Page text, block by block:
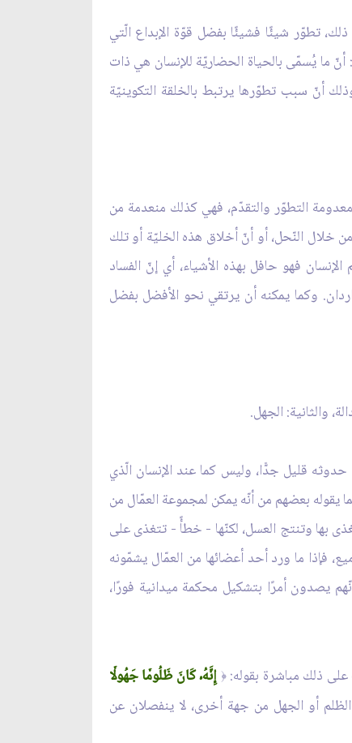
تطوّر شيئًا فشيئًا بفضل قوّة الإبداع الّتي
ما يُسمّى بالحياة الحضاريّة للإنسان هي ذات
أنّ سبب تطوّرها يرتبط بالخلقة التكوينيّة
التطوّر والتقدّم، فهي كذلك منعدمة من
خلال النّحل، أو أنّ أخلاق هذه الخليّة أو تلك
فهو حافل بهذه الأشياء، أي إنّ الفساد
وكما يمكنه أن يرتقي نحو الأفضل بفضل
والثانية: الجهل.
قليل جدًّا، وليس كما عند الإنسان الّذي
يقوله بعضهم من أنّه يمكن لمجموعة العمّال من
بها وتنتج العسل، لكنّها - خطأً - تتغذى على
فإذا ما ورد أحد أعضائها من العمّال يشمّونه
يصدون أمرًا بتشكيل محكمة ميدانية فورًا،
على ذلك مباشرة بقوله:﴿ إِنَّهُۥ كَانَ ظَلُومٗا جَهُولٗا
أو الجهل من جهة أخرى، لا ينفصلان عن